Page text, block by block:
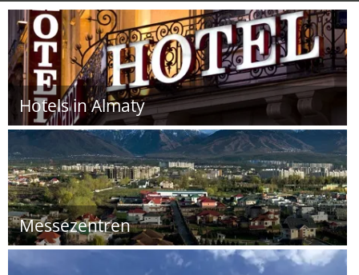
Hotels in Almaty
Messezentren